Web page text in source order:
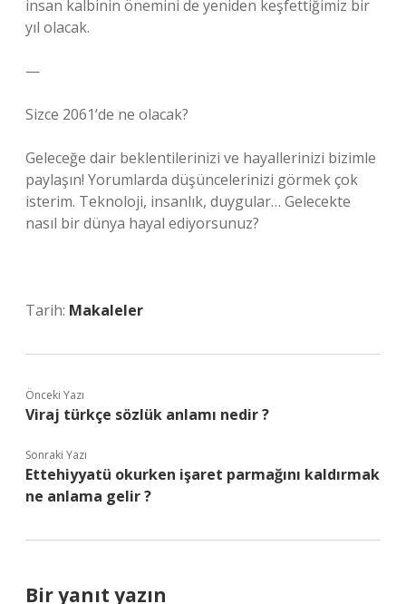
insan kalbinin önemini de yeniden keşfettiğimiz bir
yıl olacak.
—
Sizce 2061’de ne olacak?
Geleceğe dair beklentilerinizi ve hayallerinizi bizimle
paylaşın! Yorumlarda düşüncelerinizi görmek çok
isterim. Teknoloji, insanlık, duygular… Gelecekte
nasıl bir dünya hayal ediyorsunuz?
Tarih: Makaleler
Önceki Yazı
Viraj türkçe sözlük anlamı nedir ?
Sonraki Yazı
Ettehiyyatü okurken işaret parmağını kaldırmak
ne anlama gelir ?
Bir yanıt yazın